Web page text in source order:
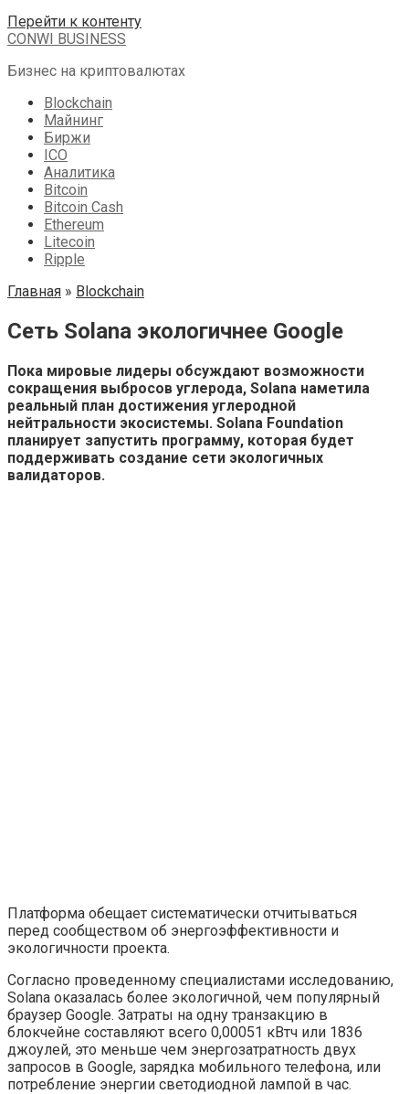
Перейти к контенту
CONWI BUSINESS
Бизнес на криптовалютах
Blockchain
Майнинг
Биржи
ICO
Аналитика
Bitcoin
Bitcoin Cash
Ethereum
Litecoin
Ripple
Главная » Blockchain
Сеть Solana экологичнее Google
Пока мировые лидеры обсуждают возможности
сокращения выбросов углерода, Solana наметила
реальный план достижения углеродной
нейтральности экосистемы. Solana Foundation
планирует запустить программу, которая будет
поддерживать создание сети экологичных
валидаторов.
Платформа обещает систематически отчитываться
перед сообществом об энергоэффективности и
экологичности проекта.
Согласно проведенному специалистами исследованию,
Solana оказалась более экологичной, чем популярный
браузер Google. Затраты на одну транзакцию в
блокчейне составляют всего 0,00051 кВтч или 1836
джоулей, это меньше чем энергозатратность двух
запросов в Google, зарядка мобильного телефона, или
потребление энергии светодиодной лампой в час.